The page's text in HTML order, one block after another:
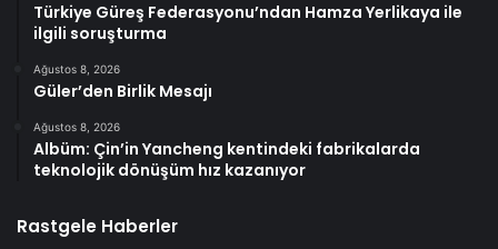
Türkiye Güreş Federasyonu’ndan Hamza Yerlikaya ile
ilgili soruşturma
Ağustos 8, 2026
Güler’den Birlik Mesajı
Ağustos 8, 2026
Albüm: Çin’in Yancheng kentindeki fabrikalarda
teknolojik dönüşüm hız kazanıyor
Rastgele Haberler